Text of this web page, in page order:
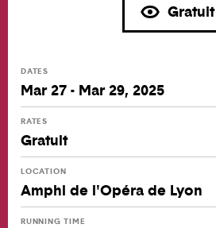
Gratuit
DATES
Mar 27 - Mar 29, 2025
RATES
Gratuit
LOCATION
Amphi de l'Opéra de Lyon
RUNNING TIME